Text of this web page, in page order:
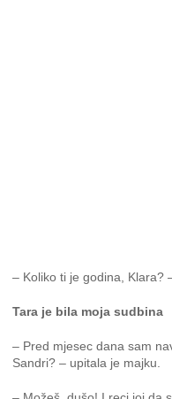
– Koliko ti je godina, Klara?
Tara je bila moja sudbina
– Pred mjesec dana sam
Sandri? – upitala je majku.